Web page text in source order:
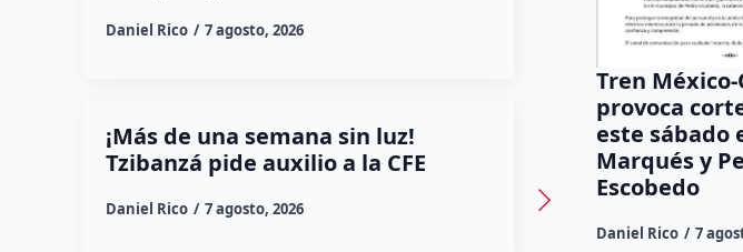
Daniel Rico 7 agosto, 2026
¡Más de una semana sin luz!
Tzibanzá pide auxilio a la CFE
Daniel Rico 7 agosto, 2026
Tren
provoca
este sábado
Marqués y
Escobedo
Daniel Rico 7